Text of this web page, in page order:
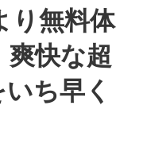
り無料体
快な超
ち早く